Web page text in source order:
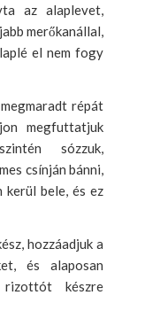
az alaplevet,
merőkanállal,
el nem fogy
répát
megfuttatjuk
sózzuk,
csínján bánni,
kerül bele, és ez
hozzáadjuk a
és alaposan
rizottót készre